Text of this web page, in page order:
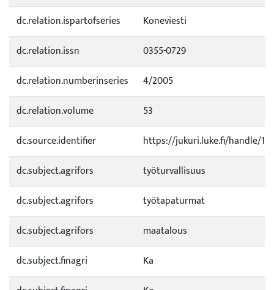
dc.relation.ispartofseries
Koneviesti
dc.relation.issn
0355-0729
dc.relation.numberinseries
4/2005
dc.relation.volume
53
dc.source.identifier
https://jukuri.luke.fi/handle/
dc.subject.agrifors
työturvallisuus
dc.subject.agrifors
työtapaturmat
dc.subject.agrifors
maatalous
dc.subject.finagri
Ka